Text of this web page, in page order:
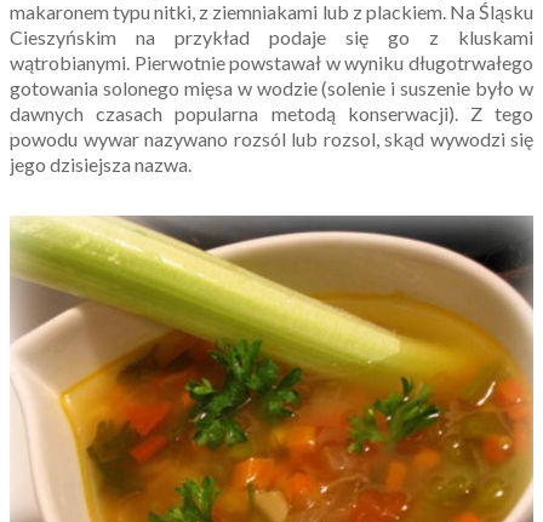
makaronem typu nitki, z ziemniakami lub z plackiem. Na Śląsku
Cieszyńskim na przykład podaje się go z kluskami
wątrobianymi. Pierwotnie powstawał w wyniku długotrwałego
gotowania solonego mięsa w wodzie (solenie i suszenie było w
dawnych czasach popularna metodą konserwacji). Z tego
powodu wywar nazywano rozsól lub rozsol, skąd wywodzi się
jego dzisiejsza nazwa.